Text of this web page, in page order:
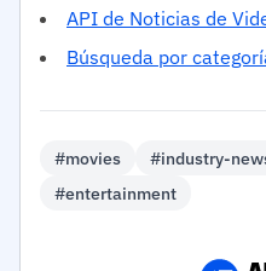
API de Noticias de
Búsqueda por
#movies #industry-
#entertainment